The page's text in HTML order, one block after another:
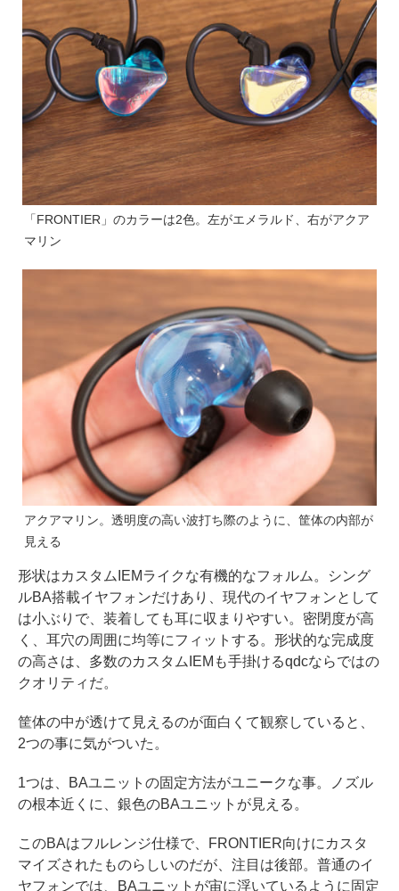
「FRONTIER」のカラーは2色。左がエメラルド、右がアクア
マリン
アクアマリン。透明度の高い波打ち際のように、筐体の内部が
見える
形状はカスタムIEMライクな有機的なフォルム。シング
ルBA搭載イヤフォンだけあり、現代のイヤフォンとして
は小ぶりで、装着しても耳に収まりやすい。密閉度が高
く、耳穴の周囲に均等にフィットする。形状的な完成度
の高さは、多数のカスタムIEMも手掛けるqdcならではの
クオリティだ。
筐体の中が透けて見えるのが面白くて観察していると、
2つの事に気がついた。
1つは、BAユニットの固定方法がユニークな事。ノズル
の根本近くに、銀色のBAユニットが見える。
このBAはフルレンジ仕様で、FRONTIER向けにカスタ
マイズされたものらしいのだが、注目は後部。普通のイ
ヤフォンでは、BAユニットが宙に浮いているように固定